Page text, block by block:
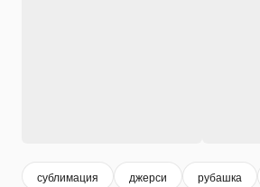
сублимация джерси рубашка